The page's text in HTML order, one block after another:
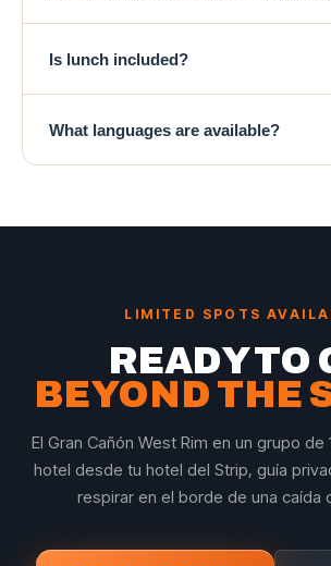
refundable. Rescheduling is
hours in advance, subject to
— a personal, unhurried
large crowds at each stop.
Is lunch included?
Lunch is not included, but there are
stops where you can purchase
What languages are available?
LIMITED SPOTS
READY TO
BEYOND THE
El Gran Cañón West Rim en un grupo
hotel desde tu hotel del Strip, guía
respirar en el borde de una caída